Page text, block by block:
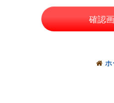
確認